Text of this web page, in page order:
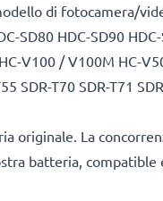
di fotocamera/
SD80 HDC-SD90
V100 / V100M HC-
SDR-T70 SDR-T71
originale. La
batteria, compatible